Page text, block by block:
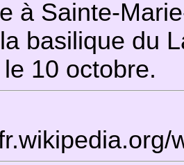
à Sainte-
basilique du
10 octobre.